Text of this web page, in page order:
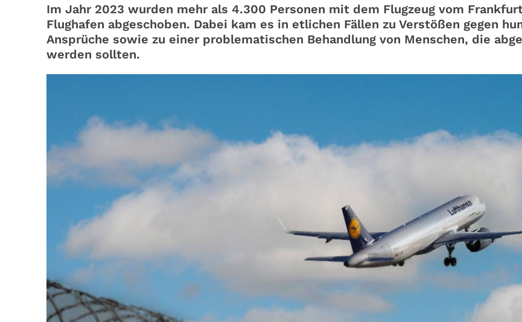
Im Jahr 2023 wurden mehr als 4.300 Personen mit dem Flugzeug vom
Flughafen abgeschoben. Dabei kam es in etlichen Fällen zu Verstößen gegen
Ansprüche sowie zu einer problematischen Behandlung von Menschen, die
werden sollten.